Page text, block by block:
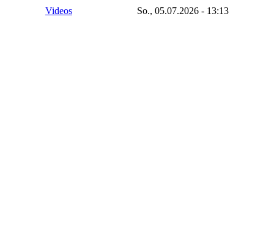
Videos So., 05.07.2026 - 13:13